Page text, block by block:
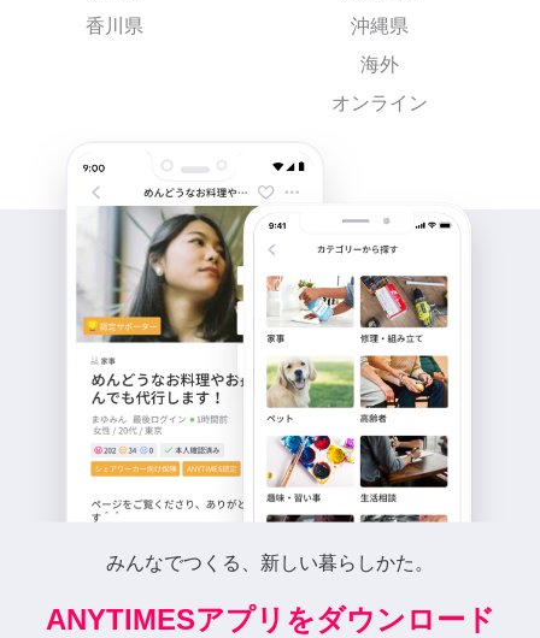
香川県
沖縄県
海外
オンライン
みんなでつくる、新しい暮らしかた。
ANYTIMESアプリをダウンロード